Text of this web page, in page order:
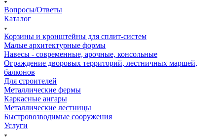
Вопросы/Ответы
Каталог
Корзины и кронштейны для сплит-систем
Малые архитектурные формы
Навесы - современные, арочные, консольные
Ограждение дворовых территорий, лестничных маршей,
балконов
Для строителей
Металлические фермы
Каркасные ангары
Металлические лестницы
Быстровозводимые сооружения
Услуги